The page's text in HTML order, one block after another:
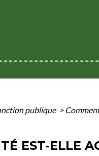
publique >
EST-ELLE